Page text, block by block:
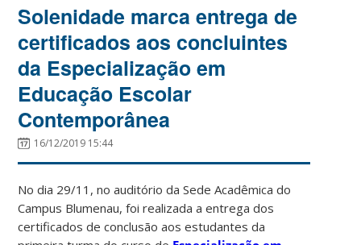
Solenidade marca entrega de
certificados aos concluintes
da Especialização em
Educação Escolar
Contemporânea
16/12/2019 15:44
No dia 29/11, no auditório da Sede Acadêmica do
Campus Blumenau, foi realizada a entrega dos
certificados de conclusão aos estudantes da